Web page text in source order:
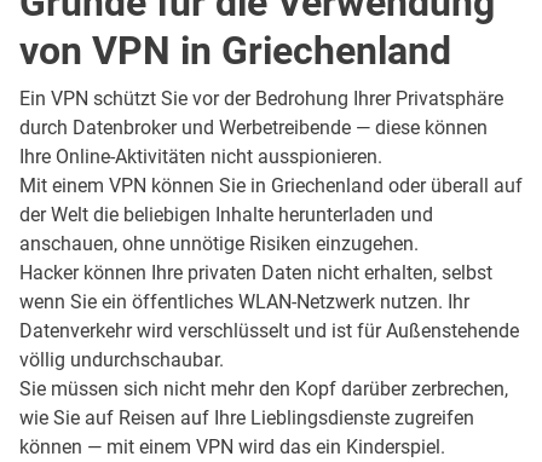
von VPN in Griechenland
Ein VPN schützt Sie vor der Bedrohung Ihrer Privatsphäre
durch Datenbroker und Werbetreibende — diese können
Ihre Online-Aktivitäten nicht ausspionieren.
Mit einem VPN können Sie in Griechenland oder überall auf
der Welt die beliebigen Inhalte herunterladen und
anschauen, ohne unnötige Risiken einzugehen.
Hacker können Ihre privaten Daten nicht erhalten, selbst
wenn Sie ein öffentliches WLAN-Netzwerk nutzen. Ihr
Datenverkehr wird verschlüsselt und ist für Außenstehende
völlig undurchschaubar.
Sie müssen sich nicht mehr den Kopf darüber zerbrechen,
wie Sie auf Reisen auf Ihre Lieblingsdienste zugreifen
können — mit einem VPN wird das ein Kinderspiel.